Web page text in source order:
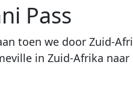
Pass
toen we door Zuid-
in Zuid-Afrika